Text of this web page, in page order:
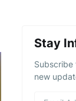
Stay
Subscribe
new